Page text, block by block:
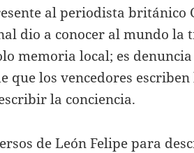
al periodista británico
dio a conocer al mundo la
memoria local; es denuncia
que los vencedores escriben
la conciencia.
de León Felipe para